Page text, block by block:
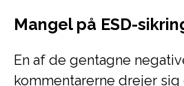
Mangel på ESD-
En af de gentagne
kommentarerne drejer